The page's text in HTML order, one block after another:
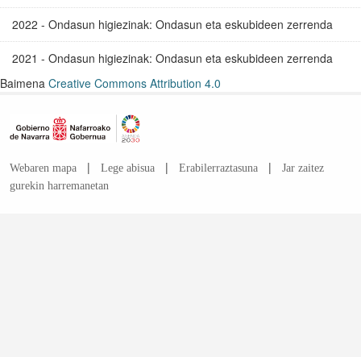
2022 - Ondasun higiezinak: Ondasun eta eskubideen zerrenda
2021 - Ondasun higiezinak: Ondasun eta eskubideen zerrenda
Baimena Creative Commons Attribution 4.0
Webaren mapa | Lege abisua | Erabilerraztasuna |
Jar zaitez
gurekin harremanetan